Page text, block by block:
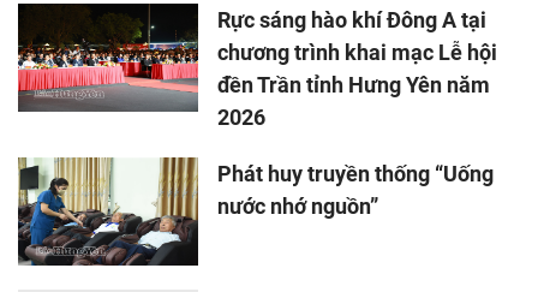
Rực sáng hào khí Đông A tại
chương trình khai mạc Lễ hội
đền Trần tỉnh Hưng Yên năm
2026
Phát huy truyền thống “Uống
nước nhớ nguồn”